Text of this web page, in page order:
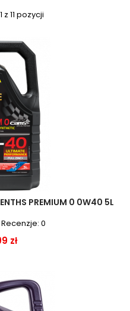
z 11 pozycji
PREMIUM 0 0W40 5L
Recenzje: 0
zł